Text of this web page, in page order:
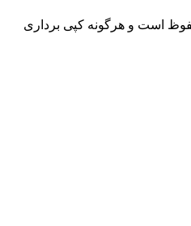
است و هرگونه کپی برداری